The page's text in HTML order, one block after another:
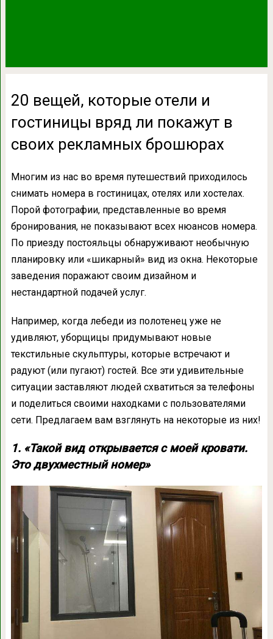
20 вещей, которые отели и
гостиницы вряд ли покажут в
своих рекламных брошюрах
Многим из нас во время путешествий приходилось
снимать номера в гостиницах, отелях или хостелах.
Порой фотографии, представленные во время
бронирования, не показывают всех нюансов номера.
По приезду постояльцы обнаруживают необычную
планировку или «шикарный» вид из окна. Некоторые
заведения поражают своим дизайном и
нестандартной подачей услуг.
Например, когда лебеди из полотенец уже не
удивляют, уборщицы придумывают новые
текстильные скульптуры, которые встречают и
радуют (или пугают) гостей. Все эти удивительные
ситуации заставляют людей схватиться за телефоны
и поделиться своими находками с пользователями
сети. Предлагаем вам взглянуть на некоторые из них!
1. «Такой вид открывается с моей кровати.
Это двухместный номер»